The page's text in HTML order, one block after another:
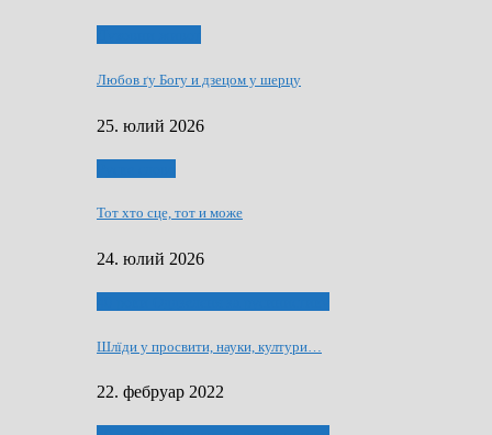
Любов ґу Богу и дзецом у шерцу
25. юлий 2026
Тот хто сце, тот и може
24. юлий 2026
Шлїди у просвити, науки, култури…
22. фебруар 2022